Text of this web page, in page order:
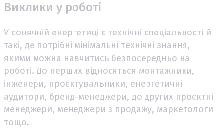
Виклики у роботі
У сонячній енергетиці є технічні спеціальності й
такі, де потрібні мінімальні технічні знання,
якими можна навчитись безпосередньо на
роботі. До перших відносяться монтажники,
інженери, проєктувальники, енергетичні
аудитори, бренд-менеджери, до других проєктні
менеджери, менеджери з продажу, маркетологи
тощо.